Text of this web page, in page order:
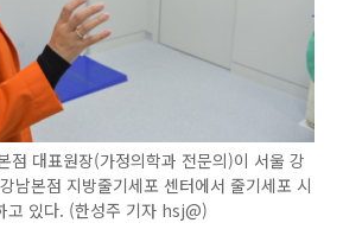
대표원장(가정의학과 전문의)이 서울 강
남본점 지방줄기세포 센터에서 줄기세포 시
고 있다. (한성주 기자 hsj@)